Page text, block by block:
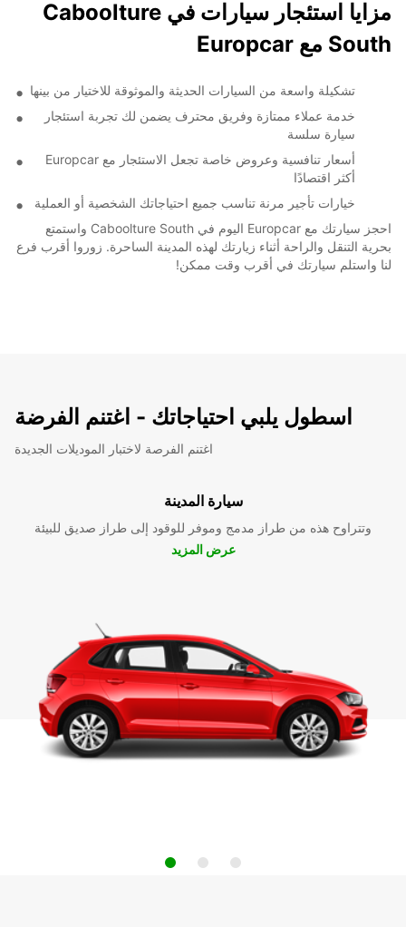
مزايا استئجار سيارات في Caboolture
South مع Europcar
تشكيلة واسعة من السيارات الحديثة والموثوقة للاختيار من بينها
خدمة عملاء ممتازة وفريق محترف يضمن لك تجربة استئجار
سيارة سلسة
أسعار تنافسية وعروض خاصة تجعل الاستئجار مع Europcar
أكثر اقتصادًا
خيارات تأجير مرنة تناسب جميع احتياجاتك الشخصية أو العملية
احجز سيارتك مع Europcar اليوم في Caboolture South واستمتع
بحرية التنقل والراحة أثناء زيارتك لهذه المدينة الساحرة. زوروا أقرب فرع
لنا واستلم سيارتك في أقرب وقت ممكن!
اسطول يلبي احتياجاتك - اغتنم الفرضة
اغتنم الفرصة لاختبار الموديلات الجديدة
سيارة المدينة
وتتراوح هذه من طراز مدمج وموفر للوقود إلى طراز صديق للبيئة
عرض المزيد